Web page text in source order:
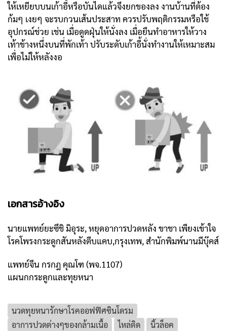
ให้เหยียบบนเก้าอี้หรือบันไดแล้วจึงยกของลง งานบ้านที่ต้อง
ก้มๆ เงยๆ จะรบกวนเส้นประสาท ควรปรับพฤติกรรมหรือใช้
อุปกรณ์ช่วย เช่น เมื่อดูดฝุ่นให้นั่งลง เมื่อยืนทำอาหารให้วาง
เท้าข้างหนึ่งบนที่พักเท้า ปรับระดับเก้าอี้นั่งทำงานให้เหมาะสม
เพื่อไม่ให้หลังงอ
เอกสารอ้างอิง
นายแพทย์ยะซึชิ มิอุระ, หยุดอาการปวดหลัง ขาชา เพียงเข้าใจ
โรคโพรงกระดูกสันหลังตีบแคบ,กรุงเทพ, สำนักพิมพ์นานมีบุ๊คส์
แพทย์จีน กรกฎ คุณโฑ (พจ.1107)
แผนกกระดูกและทุยหนา
นวดทุยหนารักษาโรคออฟฟิศซินโดรม
อาการปวดต่างๆของกล้ามเนื้อ
ไหล่ติด
นิ้วล็อค